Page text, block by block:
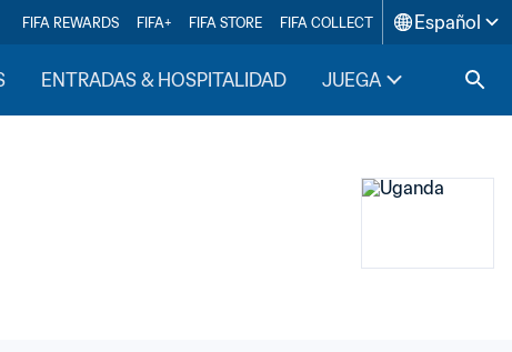
FIFA REWARDS FIFA+ FIFA STORE FIFA COLLECT Español
ENTRADAS & HOSPITALIDAD JUEGA INSIDE